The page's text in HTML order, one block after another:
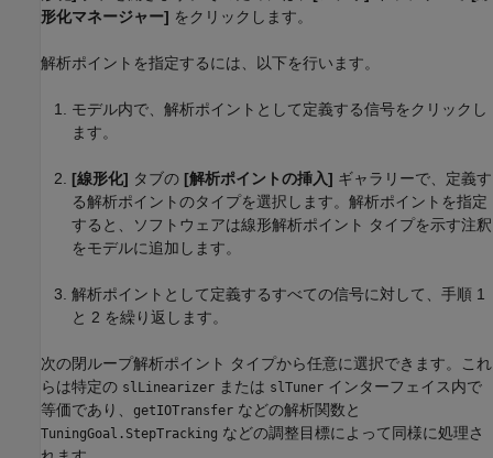
形化マネージャー] をクリックします。
解析ポイントを指定するには、以下を行います。
モデル内で、解析ポイントとして定義する信号をクリックし
ます。
[線形化] タブの [解析ポイントの挿入] ギャラリーで、定義す
る解析ポイントのタイプを選択します。解析ポイントを指定
すると、ソフトウェアは線形解析ポイント タイプを示す注釈
をモデルに追加します。
解析ポイントとして定義するすべての信号に対して、手順 1
と 2 を繰り返します。
次の閉ループ解析ポイント タイプから任意に選択できます。これ
らは特定の slLinearizer または slTuner インターフェイス内で
等価であり、 getIOTransfer などの解析関数と
TuningGoal.StepTracking などの調整目標によって同様に処理さ